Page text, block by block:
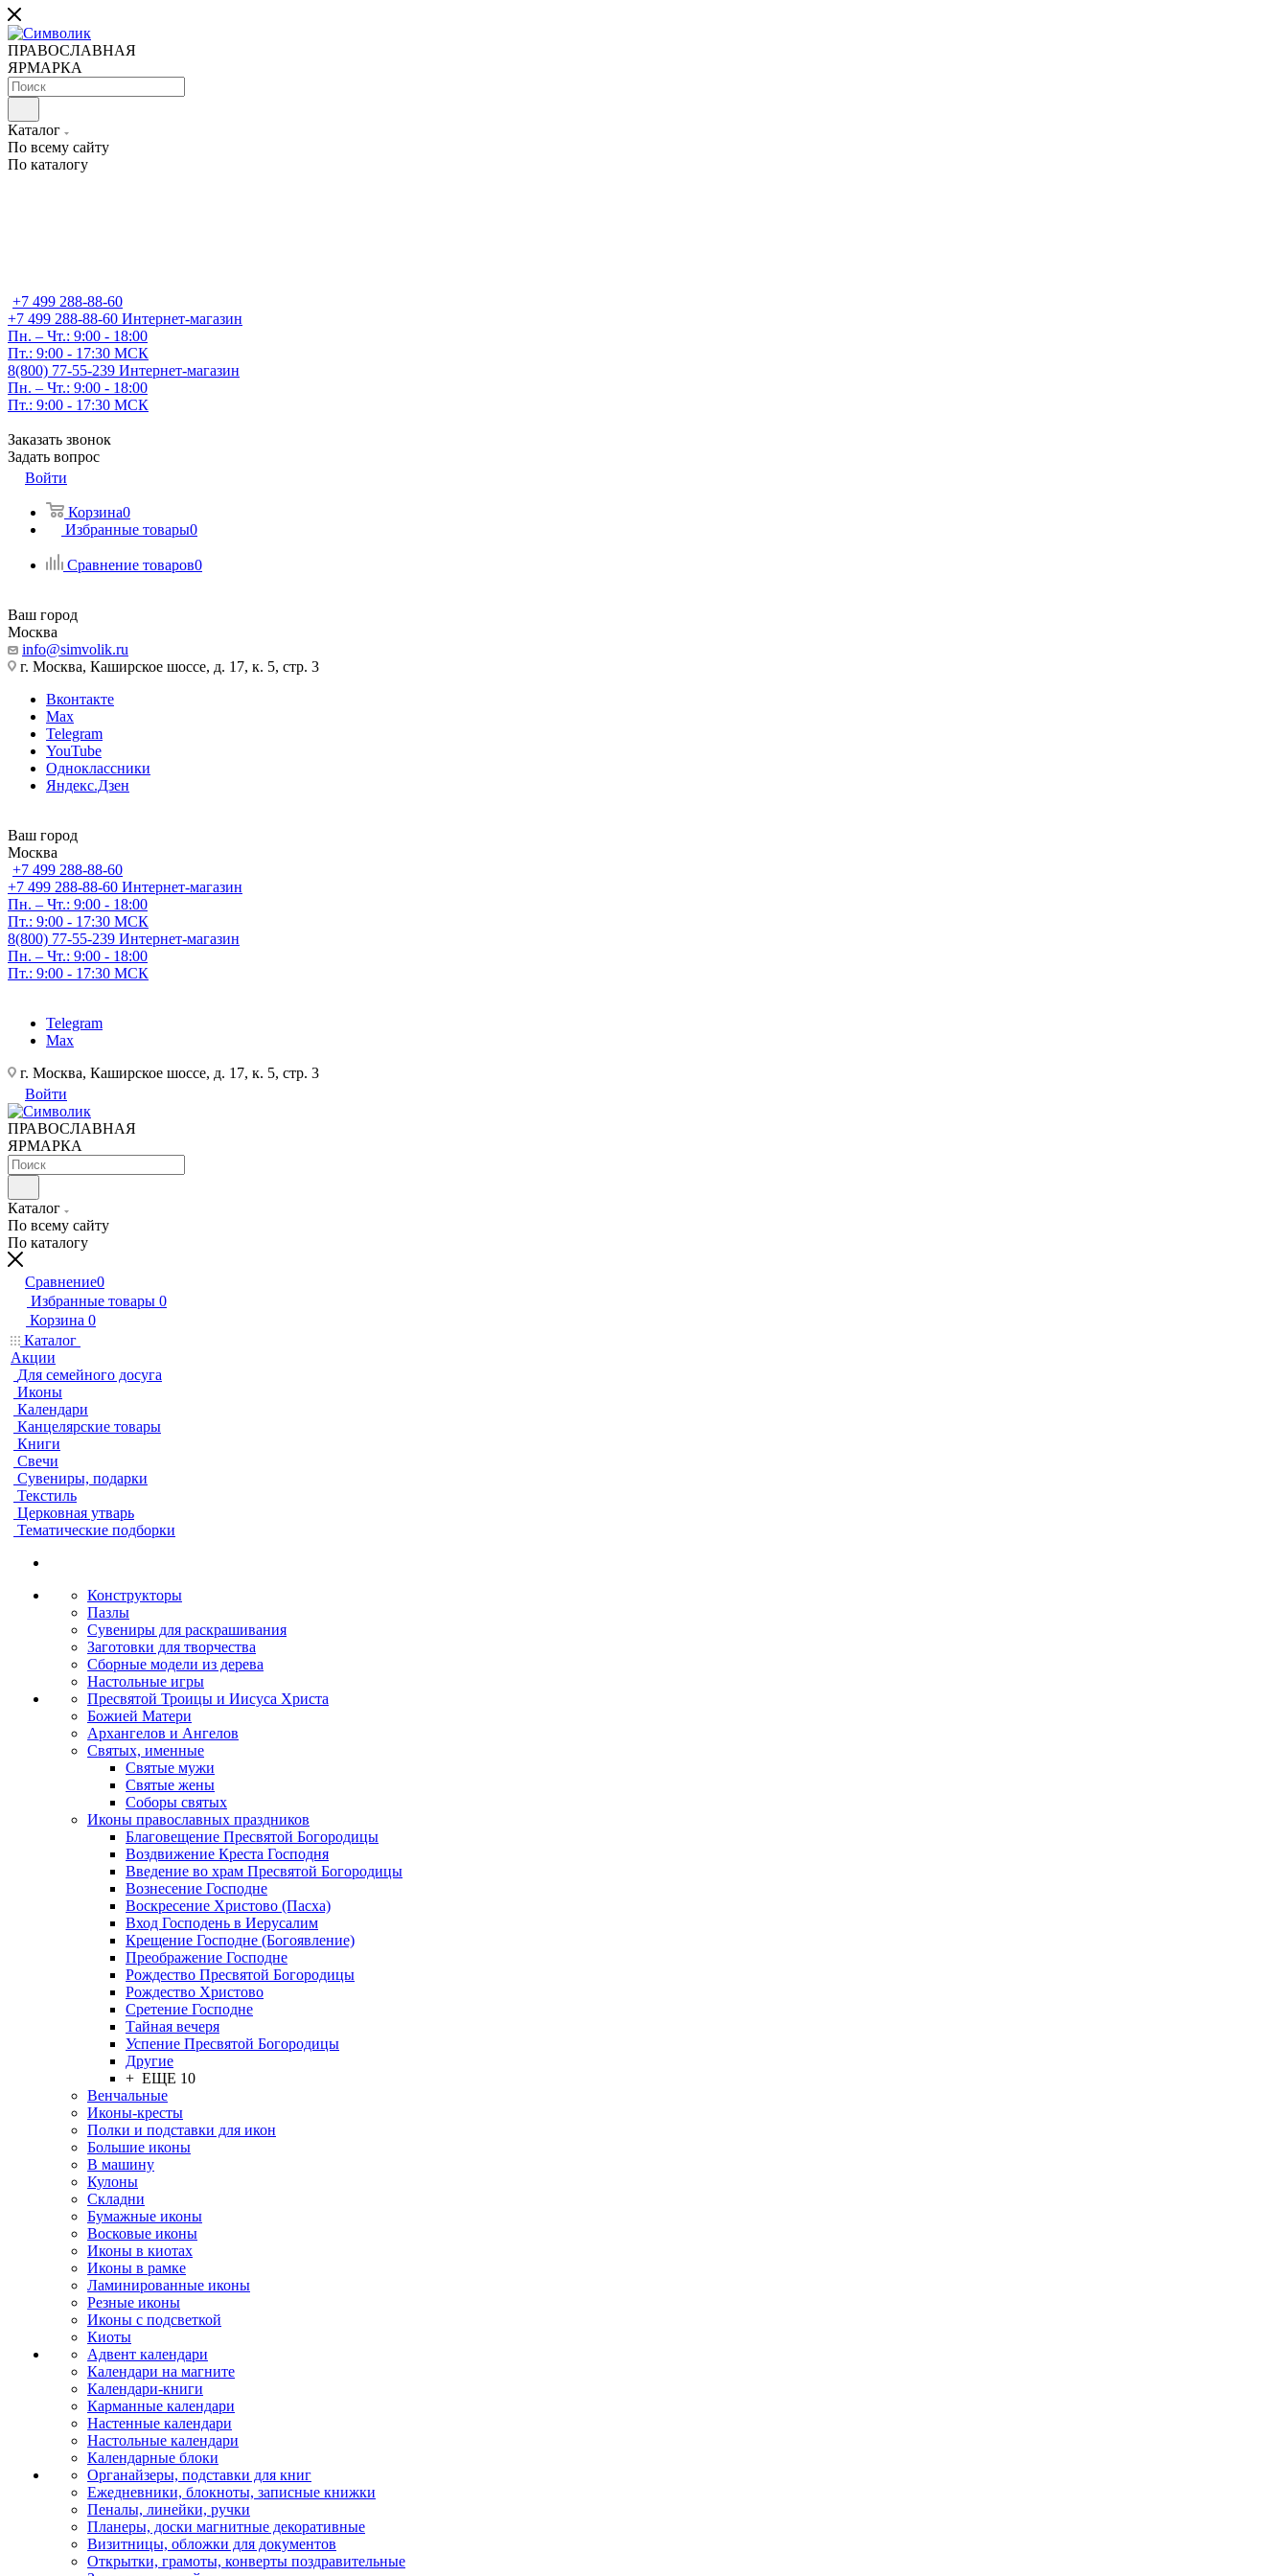
ПРАВОСЛАВНАЯ
ЯРМАРКА
Каталог
По всему сайту
По каталогу
+7 499 288-88-60
+7 499 288-88-60 Интернет-магазин
Пн. – Чт.: 9:00 - 18:00
Пт.: 9:00 - 17:30 МСК
8(800) 77-55-239 Интернет-магазин
Пн. – Чт.: 9:00 - 18:00
Пт.: 9:00 - 17:30 МСК
Заказать звонок
Задать вопрос
Войти
Корзина0
Избранные товары0
Сравнение товаров0
Ваш город
Москва
info@simvolik.ru
г. Москва, Каширское шоссе, д. 17, к. 5, стр. 3
Вконтакте
Max
Telegram
YouTube
Одноклассники
Яндекс.Дзен
Ваш город
Москва
+7 499 288-88-60
+7 499 288-88-60 Интернет-магазин
Пн. – Чт.: 9:00 - 18:00
Пт.: 9:00 - 17:30 МСК
8(800) 77-55-239 Интернет-магазин
Пн. – Чт.: 9:00 - 18:00
Пт.: 9:00 - 17:30 МСК
Telegram
Max
г. Москва, Каширское шоссе, д. 17, к. 5, стр. 3
Войти
ПРАВОСЛАВНАЯ
ЯРМАРКА
Каталог
По всему сайту
По каталогу
Сравнение0
Избранные товары 0
Корзина 0
Каталог
Акции
Для семейного досуга
Иконы
Календари
Канцелярские товары
Книги
Свечи
Сувениры, подарки
Текстиль
Церковная утварь
Тематические подборки
Конструкторы
Пазлы
Сувениры для раскрашивания
Заготовки для творчества
Сборные модели из дерева
Настольные игры
Пресвятой Троицы и Иисуса Христа
Божией Матери
Архангелов и Ангелов
Святых, именные
Святые мужи
Святые жены
Соборы святых
Иконы православных праздников
Благовещение Пресвятой Богородицы
Воздвижение Креста Господня
Введение во храм Пресвятой Богородицы
Вознесение Господне
Воскресение Христово (Пасха)
Вход Господень в Иерусалим
Крещение Господне (Богоявление)
Преображение Господне
Рождество Пресвятой Богородицы
Рождество Христово
Сретение Господне
Тайная вечеря
Успение Пресвятой Богородицы
Другие
+ ЕЩЕ 10
Венчальные
Иконы-кресты
Полки и подставки для икон
Большие иконы
В машину
Кулоны
Складни
Бумажные иконы
Восковые иконы
Иконы в киотах
Иконы в рамке
Ламинированные иконы
Резные иконы
Иконы с подсветкой
Киоты
Адвент календари
Календари на магните
Календари-книги
Карманные календари
Настенные календари
Настольные календари
Календарные блоки
Органайзеры, подставки для книг
Ежедневники, блокноты, записные книжки
Пеналы, линейки, ручки
Планеры, доски магнитные декоративные
Визитницы, обложки для документов
Открытки, грамоты, конверты поздравительные